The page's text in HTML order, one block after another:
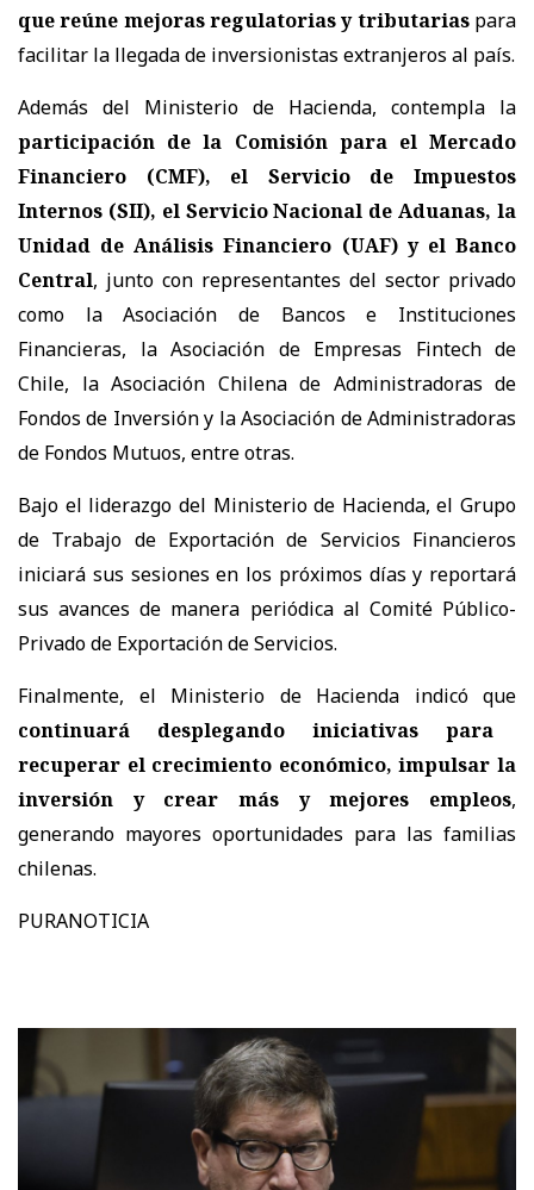
que reúne mejoras regulatorias y tributariaspara
facilitar la llegada de inversionistas extranjeros al país.
Además del Ministerio de Hacienda, contempla la
participación de la Comisión para el Mercado
Financiero (CMF), el Servicio de Impuestos
Internos (SII), el Servicio Nacional de Aduanas, la
Unidad de Análisis Financiero (UAF) y el Banco
Central, junto con representantes del sector privado
como la Asociación de Bancos e Instituciones
Financieras, la Asociación de Empresas Fintech de
Chile, la Asociación Chilena de Administradoras de
Fondos de Inversión y la Asociación de Administradoras
de Fondos Mutuos, entre otras.
Bajo el liderazgo del Ministerio de Hacienda, el Grupo
de Trabajo de Exportación de Servicios Financieros
iniciará sus sesiones en los próximos días y reportará
sus avances de manera periódica al Comité Público-
Privado de Exportación de Servicios.
Finalmente, el Ministerio de Hacienda indicó que
continuará desplegando iniciativas para
recuperar el crecimiento económico, impulsar la
inversión y crear más y mejores empleos,
generando mayores oportunidades para las familias
chilenas.
PURANOTICIA